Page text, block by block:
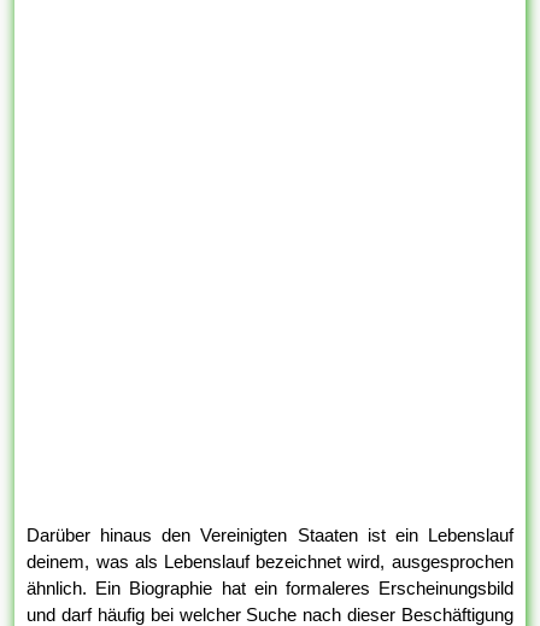
Darüber hinaus den Vereinigten Staaten ist ein Lebenslauf
deinem, was als Lebenslauf bezeichnet wird, ausgesprochen
ähnlich. Ein Biographie hat ein formaleres Erscheinungsbild
und darf häufig bei welcher Suche nach dieser Beschäftigung